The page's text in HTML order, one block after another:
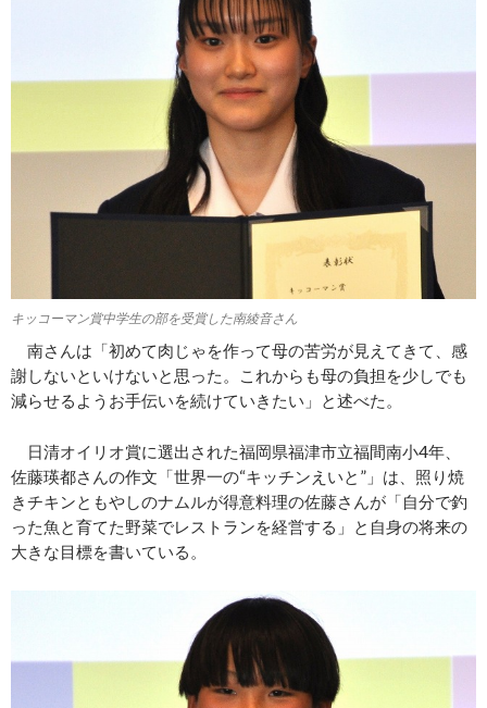
キッコーマン賞中学生の部を受賞した南綾音さん
南さんは「初めて肉じゃを作って母の苦労が見えてきて、感
謝しないといけないと思った。これからも母の負担を少しでも
減らせるようお手伝いを続けていきたい」と述べた。
日清オイリオ賞に選出された福岡県福津市立福間南小4年、
佐藤瑛都さんの作文「世界一の“キッチンえいと”」は、照り焼
きチキンともやしのナムルが得意料理の佐藤さんが「自分で釣
った魚と育てた野菜でレストランを経営する」と自身の将来の
大きな目標を書いている。